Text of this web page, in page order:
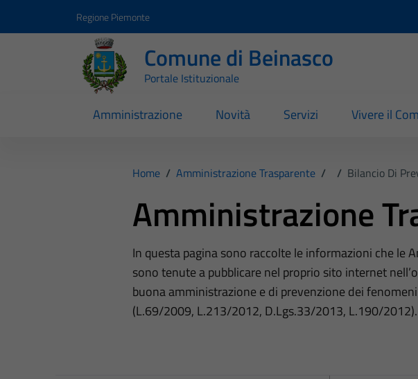
Regione Piemonte
Comune di Beinasco
Portale Istituzionale
Amministrazione Novità Servizi Vivere il
Home / Amministrazione Trasparente / / Bilancio Di
Amministrazione
In questa pagina sono raccolte le informazioni che le
sono tenute a pubblicare nel proprio sito internet
buona amministrazione e di prevenzione dei
(L.69/2009, L.213/2012, D.Lgs.33/2013, L.190/2012).